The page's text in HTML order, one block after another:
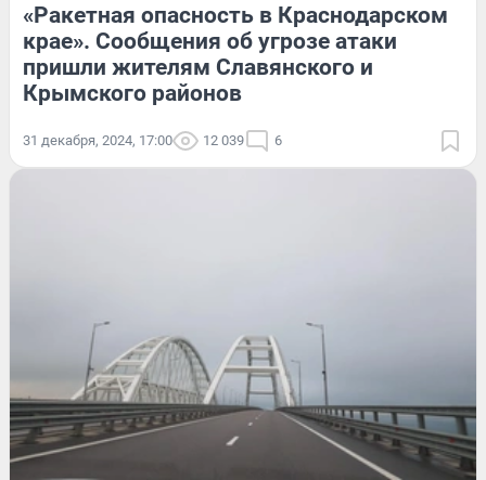
«Ракетная опасность в Краснодарском
крае». Сообщения об угрозе атаки
пришли жителям Славянского и
Крымского районов
31 декабря, 2024, 17:00 12 039 6